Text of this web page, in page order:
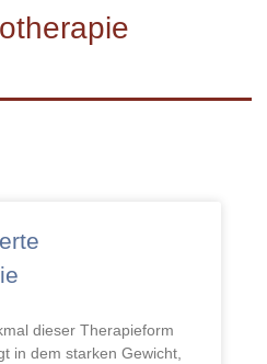
dieser Therapieform
in dem starken Gewicht,